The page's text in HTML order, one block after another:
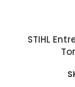
STIHL